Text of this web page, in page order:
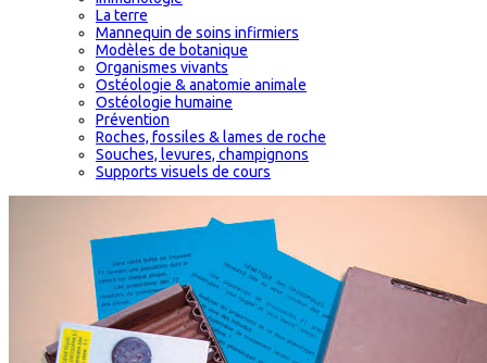
La terre
Mannequin de soins infirmiers
Modèles de botanique
Organismes vivants
Ostéologie & anatomie animale
Ostéologie humaine
Prévention
Roches, fossiles & lames de roche
Souches, levures, champignons
Supports visuels de cours